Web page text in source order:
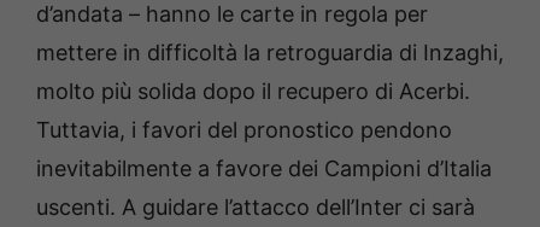
d’andata – hanno le carte in regola per
mettere in difficoltà la retroguardia di Inzaghi,
molto più solida dopo il recupero di Acerbi.
Tuttavia, i favori del pronostico pendono
inevitabilmente a favore dei Campioni d’Italia
uscenti. A guidare l’attacco dell’Inter ci sarà